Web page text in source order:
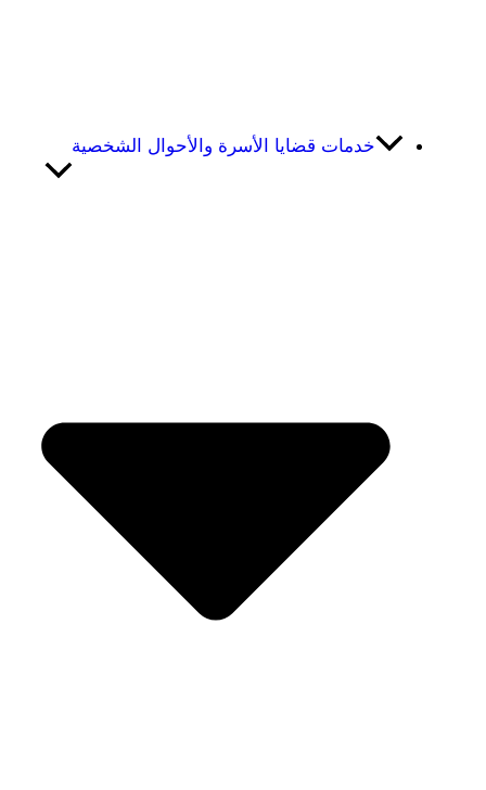
خدمات قضايا الأسرة والأحوال الشخصية